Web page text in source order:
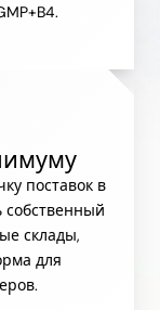
поставок в
собственный
склады,
для